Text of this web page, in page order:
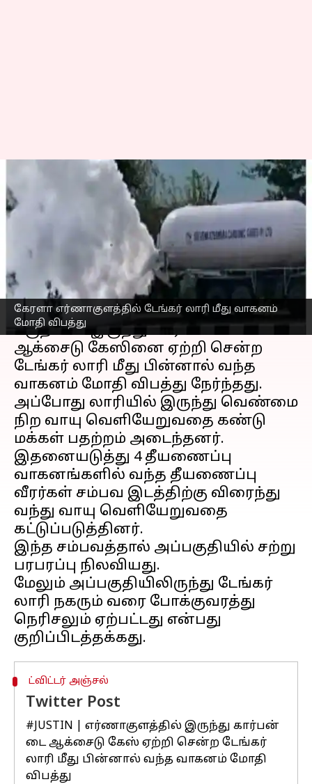
கேரளா எர்ணாகுளத்தில் டேங்கர் லாரி மீது வாகனம்
மோதி விபத்து
கேரளா எர்ணாகுளத்தில்
டேங்கர் லாரி மீது வாகனம்
மோதி விபத்து
Nivetha P Apr 27, 2023 07:49 pm
செய்தி முன்னோட்டம்
கேரளாமாநிலம் எர்ணாகுளம்
பகுதியில் இருந்து கார்பன் டை
ஆக்சைடு கேஸினை ஏற்றி சென்ற
டேங்கர் லாரி மீது பின்னால் வந்த
வாகனம் மோதி விபத்து நேர்ந்தது.
அப்போது லாரியில் இருந்து வெண்மை
நிற வாயு வெளியேறுவதை கண்டு
மக்கள் பதற்றம் அடைந்தனர்.
இதனையடுத்து 4 தீயணைப்பு
வாகனங்களில் வந்த தீயணைப்பு
வீரர்கள் சம்பவ இடத்திற்கு விரைந்து
வந்து வாயு வெளியேறுவதை
கட்டுப்படுத்தினர்.
இந்த சம்பவத்தால் அப்பகுதியில் சற்று
பரபரப்பு நிலவியது.
மேலும் அப்பகுதியிலிருந்து டேங்கர்
லாரி நகரும் வரை போக்குவரத்து
நெரிசலும் ஏற்பட்டது என்பது
ட்விட்டர் அஞ்சல்
Twitter Post
#JUSTIN | எர்ணாகுளத்தில் இருந்து கார்பன்
டை ஆக்சைடு கேஸ் ஏற்றி சென்ற டேங்கர்
லாரி மீது பின்னால் வந்த வாகனம் மோதி
விபத்து